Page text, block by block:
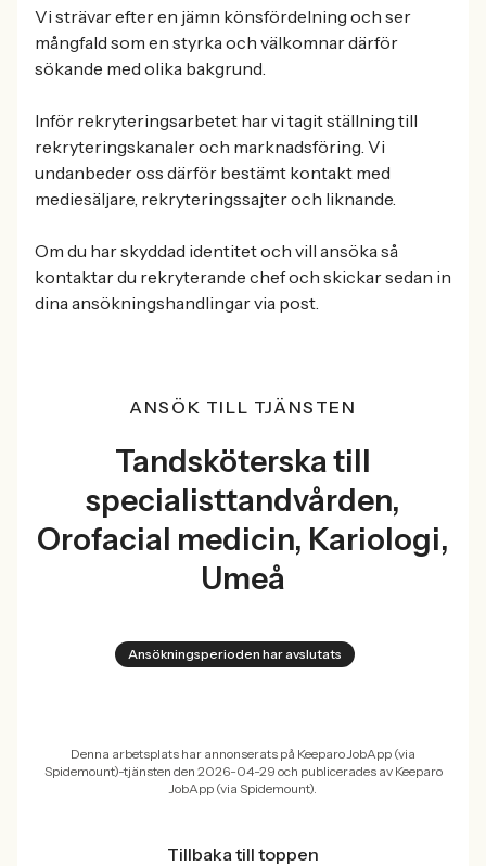
Vi strävar efter en jämn könsfördelning och ser
mångfald som en styrka och välkomnar därför
sökande med olika bakgrund.
Inför rekryteringsarbetet har vi tagit ställning till
rekryteringskanaler och marknadsföring. Vi
undanbeder oss därför bestämt kontakt med
mediesäljare, rekryteringssajter och liknande.
Om du har skyddad identitet och vill ansöka så
kontaktar du rekryterande chef och skickar sedan in
dina ansökningshandlingar via post.
ANSÖK TILL TJÄNSTEN
Tandsköterska till
specialisttandvården,
Orofacial medicin, Kariologi,
Umeå
Ansökningsperioden har avslutats
Denna arbetsplats har annonserats på Keeparo JobApp (via
Spidemount)-tjänsten den 2026-04-29 och publicerades av Keeparo
JobApp (via Spidemount).
Tillbaka till toppen